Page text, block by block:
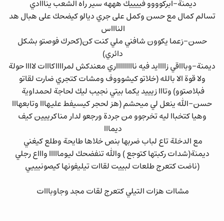
ديمنة-ابركوووو فييييك هههه سير راه الشعب ينااادي
تسالم كمال مع حسن وكمل على جري ديالو كيضحك على هبال هد
الناااس
حسن-زعما يكوون شافني ملي كنت كن(كحرك فوصتو بشكل
دائري)
ديمنة-وباااقي زاااايد فيه ناااااااااري معندكش لمرااااكااات لاااا حولة
ولا قوة الا بالله (خلاتو كيشوووف ومشات كتجري ضارت لقاتو
فبلاصتوو) وتااا زيييد يكما بيتي نجيب ليك لحاجة لحمداوية
حسن-الله ينعل لي ميحشم (هز لحجر كيسيفط عليهااا وتابعهااا
وهيا كتخباا ليه تخرجوو من جردة ورجعو لدار مناكرييين كيف
ديمااا
مع الدخلة تاع لباب ضربها بنص خلاها طايحة وطلع كيغني
ديمنة(شدات ركبتها كتوجع ) والله تنفضحك ليومااااا واااع رجلي
(ناضت كتعرج طلعات لبييت لقاات تيليفونها كيصونيييي
مشاات هزات التيلي كتعرج لقات مجد وجاوبااات